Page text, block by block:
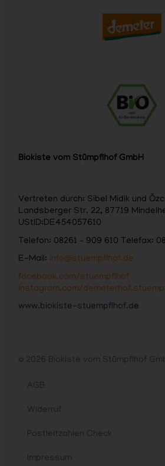
Biokiste vom Stümpflhof GmbH
Vertreten durch: Sibel Midik und
Landsberger Str. 22, 87719
UStID:DE454057610
Telefon: 08261 – 909 610 Telefax:
E-Mail: info@stuempflhof.de
facebook.com/stuempflhof
instagram.com/
www.biokiste-stuempflhof.de
© 2026 Biokiste vom Stümpflhof
AGB
Widerruf
Postleitzahlen Check
Impressum